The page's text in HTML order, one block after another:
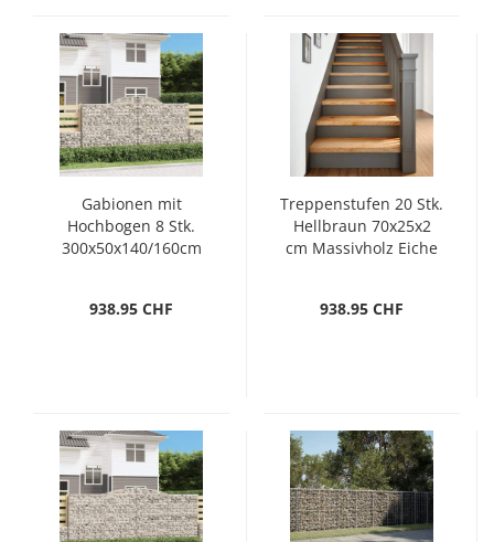
Gabionen mit
Hochbogen 8 Stk.
300x50x140/160cm
938.95 CHF
Treppenstufen 20 Stk.
Hellbraun 70x25x2
cm Massivholz Eiche
938.95 CHF